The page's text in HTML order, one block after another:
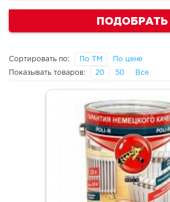
ПОДОБРАТЬ
Сортировать по: По ТМ По цене
Показывать товаров: 20 50 Все